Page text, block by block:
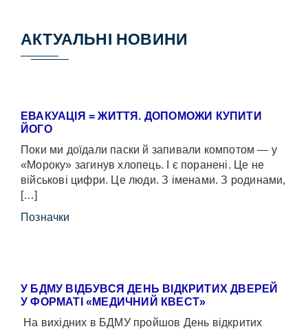
АКТУАЛЬНІ НОВИНИ
ЕВАКУАЦІЯ = ЖИТТЯ. ДОПОМОЖИ КУПИТИ
ЙОГО
Поки ми доїдали паски й запивали компотом — у
«Мороку» загинув хлопець. І є поранені. Це не
військові цифри. Це люди. З іменами. З родинами,
[…]
Позначки
У БДМУ ВІДБУВСЯ ДЕНЬ ВІДКРИТИХ ДВЕРЕЙ
У ФОРМАТІ «МЕДИЧНИЙ КВЕСТ»
На вихідних в БДМУ пройшов День відкритих